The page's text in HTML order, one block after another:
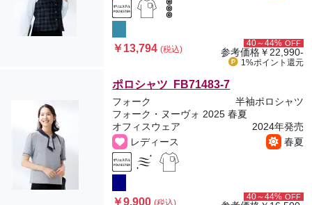
￥13,794(税込)
40～44% OFF
参考価格￥22,990-
1%ポイント 還元
ポロシャツ FB71483-7
フォーク
半袖ポロシャツ
フォーク・ヌーヴォ 2025 春夏
オフィスウェア
2024年発売
レディース
春夏
￥9,900(税込)
40～44% OFF